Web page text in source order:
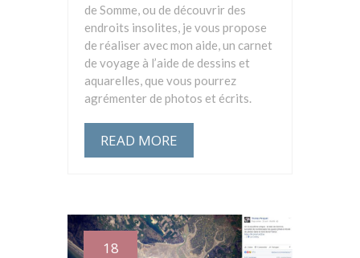
de Somme, ou de découvrir des
endroits insolites, je vous propose
de réaliser avec mon aide, un carnet
de voyage à l’aide de dessins et
aquarelles, que vous pourrez
agrémenter de photos et écrits.
READ MORE
18